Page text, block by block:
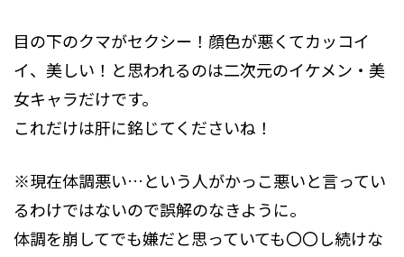
目の下のクマがセクシー！顔色が悪くてカッコイ
イ、美しい！と思われるのは二次元のイケメン・美
女キャラだけです。
これだけは肝に銘じてくださいね！
※現在体調悪い…という人がかっこ悪いと言ってい
るわけではないので誤解のなきように。
体調を崩してでも嫌だと思っていても〇〇し続けな